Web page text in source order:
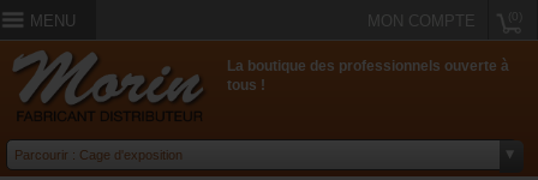
MENU MON COMPTE
La boutique des professionnels ouverte à
tous !